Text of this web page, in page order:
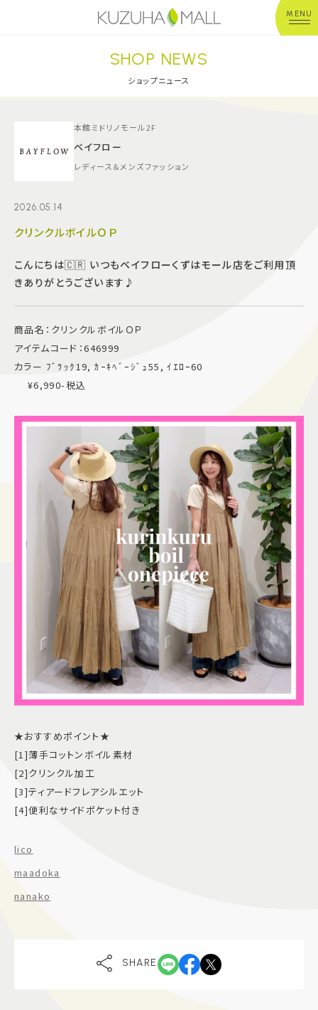
MENU
年中無休平 日：10:00~20:00
※店舗により異なる
ショップガイド
グルメ＆フード
よくあるご質問
スタッフ募集
サイトマップ
プライバシーポリシー
Follow US
SHOP NEWS
ショップニュース
本館ミドリノモール2F
ベイフロー
レディース＆メンズファッション
2026.05.14
クリンクルボイルＯＰ
こんにちは🇨🇷 いつもベイフローくずはモール店をご利用頂
きありがとうございます♪
商品名：クリンクルボイルＯＰ
アイテムコード：646999
カラー ﾌﾞﾗｯｸ19, ｶｰｷﾍﾞｰｼﾞｭ55, ｲｴﾛｰ60
¥6,990-税込
★おすすめポイント★
[1]薄手コットンボイル素材
[2]クリンクル加工
[3]ティアードフレアシルエット
[4]便利なサイドポケット付き
lico
maadoka
nanako
SHARE